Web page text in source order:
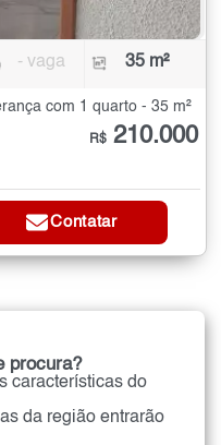
- vaga 35 m²
com 1 quarto - 35 m²
R$ 210.000
Contatar
procura?
características do
da região entrarão